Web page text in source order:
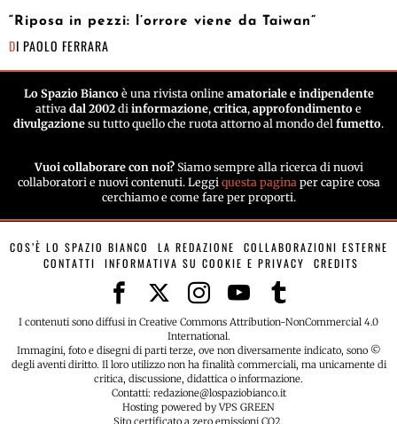
“Riposa in pezzi: l’orrore viene da Taiwan”
DI PAOLO FERRARA
Lo Spazio Biancoè una rivista online amatoriale e indipendente
attiva dal 2002 di informazione, critica, approfondimento e
divulgazione su tutto quello che ruota attorno al mondo del fumetto.
Vuoi collaborare con noi? Siamo sempre alla ricerca di nuovi
collaboratori e nuovi contenuti. Leggi questa paginaper capire cosa
cerchiamo e come fare per proporti.
COS’È LO SPAZIO BIANCO LA REDAZIONE
COLLABORAZIONI ESTERNE
CONTATTI
INFORMATIVA SU COOKIE E PRIVACY CREDITS
I contenuti sono diffusi in Creative Commons Attribution-NonCommercial 4.0
International.
Immagini, foto e disegni di parti terze, ove non diversamente indicato, sono ©
degli aventi diritto. Il loro utilizzo non ha finalità commerciali, ma unicamente di
critica, discussione, didattica o informazione.
Contatti: redazione@lospaziobianco.it
Hosting powered by VPS GREEN
Sito certificato a zero emissioni CO2.